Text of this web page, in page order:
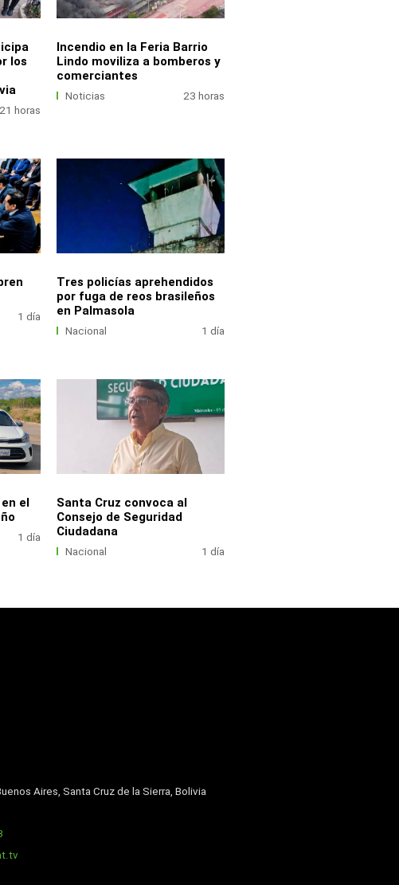
los
21 horas
Incendio en la Feria Barrio
Lindo moviliza a bomberos y
comerciantes
Noticias 23 horas
1 día
Tres policías aprehendidos
por fuga de reos brasileños
en Palmasola
Nacional 1 día
el
1 día
Santa Cruz convoca al
Consejo de Seguridad
Ciudadana
Nacional 1 día
Aires, Santa Cruz de la Sierra, Bolivia